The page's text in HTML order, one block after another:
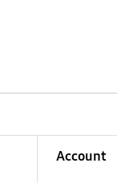
Account